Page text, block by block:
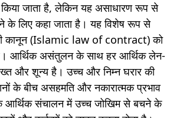
जाता है, लेकिन यह असाधारण रूप से
के लिए कहा जाता है। यह विशेष रूप से
कानून (Islamic law of contract) को
आर्थिक असंतुलन के साथ हर आर्थिक लेन-
और शून्य है। उच्च और निम्न घरार की
के बीच असहमति और नकारात्मक प्रभाव
संचालन में उच्च जोखिम से बचने के